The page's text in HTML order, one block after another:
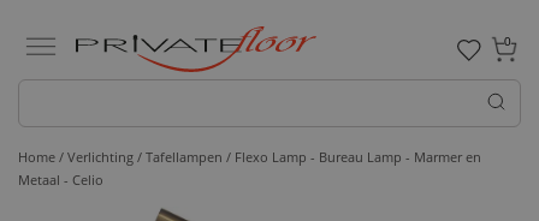
0
Home / Verlichting / Tafellampen / Flexo Lamp - Bureau Lamp - Marmer en
Metaal - Celio